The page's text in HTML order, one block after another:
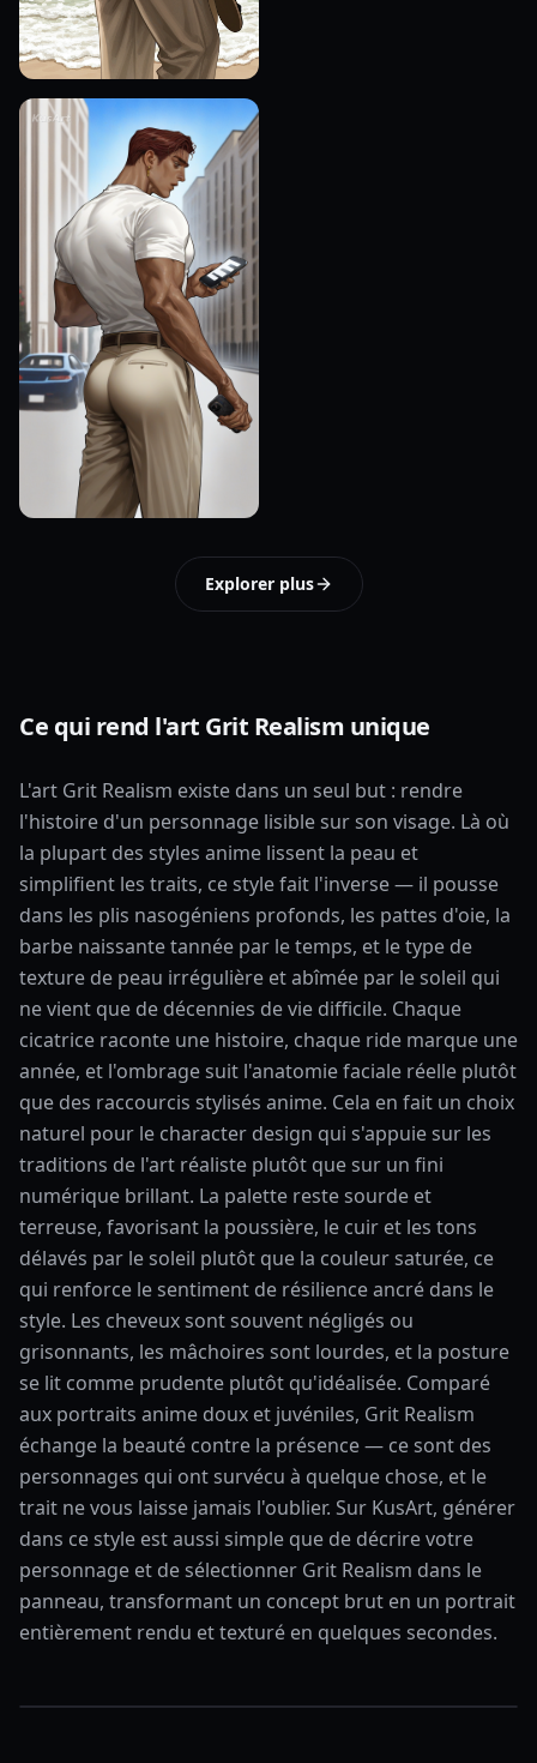
Explorer plus
Ce qui rend l'art Grit Realism unique
L'art Grit Realism existe dans un seul but : rendre
l'histoire d'un personnage lisible sur son visage. Là où
la plupart des styles anime lissent la peau et
simplifient les traits, ce style fait l'inverse — il pousse
dans les plis nasogéniens profonds, les pattes d'oie, la
barbe naissante tannée par le temps, et le type de
texture de peau irrégulière et abîmée par le soleil qui
ne vient que de décennies de vie difficile. Chaque
cicatrice raconte une histoire, chaque ride marque une
année, et l'ombrage suit l'anatomie faciale réelle plutôt
que des raccourcis stylisés anime. Cela en fait un choix
naturel pour le character design qui s'appuie sur les
traditions de l'art réaliste plutôt que sur un fini
numérique brillant. La palette reste sourde et
terreuse, favorisant la poussière, le cuir et les tons
délavés par le soleil plutôt que la couleur saturée, ce
qui renforce le sentiment de résilience ancré dans le
style. Les cheveux sont souvent négligés ou
grisonnants, les mâchoires sont lourdes, et la posture
se lit comme prudente plutôt qu'idéalisée. Comparé
aux portraits anime doux et juvéniles, Grit Realism
échange la beauté contre la présence — ce sont des
personnages qui ont survécu à quelque chose, et le
trait ne vous laisse jamais l'oublier. Sur KusArt, générer
dans ce style est aussi simple que de décrire votre
personnage et de sélectionner Grit Realism dans le
panneau, transformant un concept brut en un portrait
entièrement rendu et texturé en quelques secondes.